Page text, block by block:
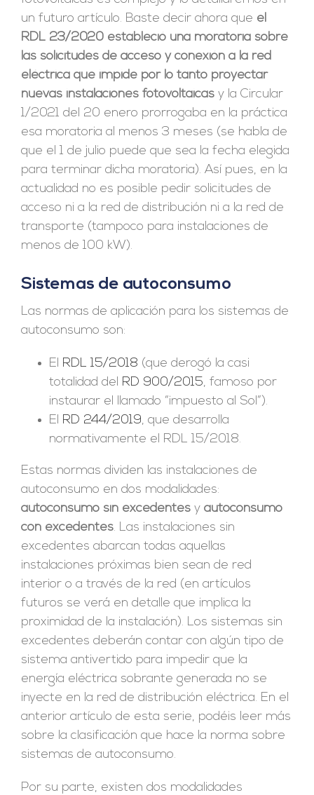
un futuro artículo. Baste decir ahora que el
RDL 23/2020 estableció una moratoria sobre
las solicitudes de acceso y conexión a la red
eléctrica que impide por lo tanto proyectar
nuevas instalaciones fotovoltaicasy la Circular
1/2021 del 20 enero prorrogaba en la práctica
esa moratoria al menos 3 meses (se habla de
que el 1 de julio puede que sea la fecha elegida
para terminar dicha moratoria). Así pues, en la
actualidad no es posible pedir solicitudes de
acceso ni a la red de distribución ni a la red de
transporte (tampoco para instalaciones de
menos de 100 kW).
Sistemas de autoconsumo
Las normas de aplicación para los sistemas de
autoconsumo son:
El RDL 15/2018 (que derogó la casi
totalidad del RD 900/2015, famoso por
instaurar el llamado “impuesto al Sol”).
El RD 244/2019, que desarrolla
normativamente el RDL 15/2018.
Estas normas dividen las instalaciones de
autoconsumo en dos modalidades:
autoconsumo sin excedentesy autoconsumo
con excedentes. Las instalaciones sin
excedentes abarcan todas aquellas
instalaciones próximas bien sean de red
interior o a través de la red (en artículos
futuros se verá en detalle que implica la
proximidad de la instalación). Los sistemas sin
excedentes deberán contar con algún tipo de
sistema antivertido para impedir que la
energía eléctrica sobrante generada no se
inyecte en la red de distribución eléctrica. En el
anterior artículo de esta serie, podéis leer más
sobre la clasificación que hace la norma sobre
sistemas de autoconsumo.
Por su parte, existen dos modalidades